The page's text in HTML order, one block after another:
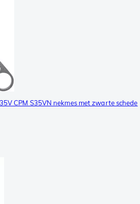
CPM S35VN nekmes met zwarte schede